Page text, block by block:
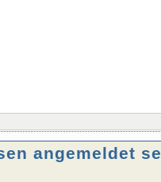
angemeldet